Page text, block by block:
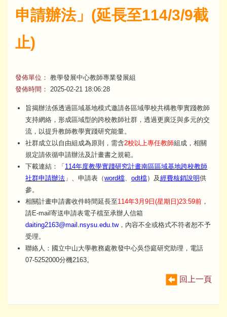
申請辦法」(延長至114/3/9截
止)
發佈單位： 教學發展中心教師專業發展組
發佈時間：
2025-02-21 18:06:28
旨揭辦法係透過區域基地模式邀請各區域學校共構教學實踐教師
支持網絡，形成區域型的跨校教師社群，透過更廣泛與多元的交
流，以提升教師教學實踐研究能量。
社群成立以自由組成為原則，需含2校以上專任教師組成，相關
規定請依循申請辦法及計畫書之規範。
下載連結：「 114年度教學實踐研究計畫南區區域基地跨校教師
社群申請辦法 」、申請表（word檔、 odt檔）及經費核銷說明供
參。
相關計畫申請書收件時間延長至114年3月9日(星期日)23:59前 ，
請E-mail寄送申請表電子檔至承辦人信箱
daiting2163@mail.nsysu.edu.tw，內容不全或格式不符者恕不予
受理。
聯絡人：國立中山大學教務處教發中心吳岱庭研究助理，電話
07-5252000分機2163。
回上一頁